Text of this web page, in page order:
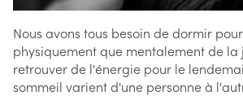
Nous avons tous besoin de dormir
physiquement que mentalement de la
retrouver de l'énergie pour le
sommeil varient d'une personne à